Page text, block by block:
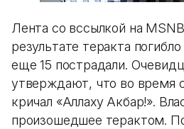
Лента со вссылкой на
результате теракта
еще 15 пострадали.
утверждают, что во время
кричал «Аллаху Акбар!».
произошедшее терактом.